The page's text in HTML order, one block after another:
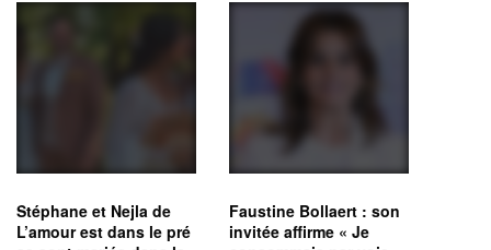
Stéphane et Nejla de
L’amour est dans le pré
Faustine Bollaert : son
invitée affirme « Je